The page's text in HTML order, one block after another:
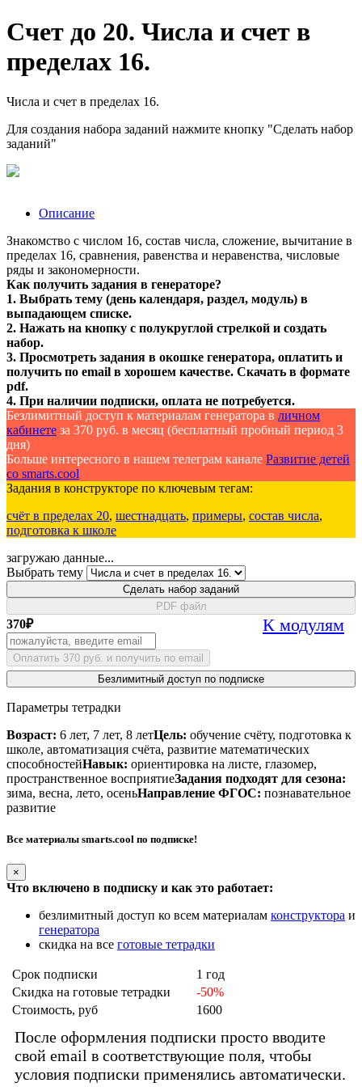
Счет до 20. Числа и счет в
пределах 16.
Числа и счет в пределах 16.
Для создания набора заданий нажмите кнопку "Сделать набор
заданий"
Описание
Знакомство с числом 16, состав числа, сложение, вычитание в
пределах 16, сравнения, равенства и неравенства, числовые
ряды и закономерности.
Как получить задания в генераторе?
1. Выбрать тему (день календаря, раздел, модуль) в
выпадающем списке.
2. Нажать на кнопку с полукруглой стрелкой и создать
набор.
3. Просмотреть задания в окошке генератора, оплатить и
получить по email в хорошем качестве. Скачать в формате
pdf.
4. При наличии подписки, оплата не потребуется.
Безлимитный доступ к материалам генератора в личном
кабинете за 370 руб. в месяц (бесплатный пробный период 3
дня)
Больше интересного в нашем телеграм канале Развитие детей
со smarts.cool
Задания в конструкторе по ключевым тегам:
счёт в пределах 20, шестнадцать, примеры, состав числа,
подготовка к школе
загружаю данные...
Выбрать тему
Сделать набор заданий
PDF файл
370₽ К модулям
Оплатить 370 руб. и получить по email
Безлимитный доступ по подписке
Параметры тетрадки
Возраст: 6 лет, 7 лет, 8 летЦель: обучение счёту, подготовка к
школе, автоматизация счёта, развитие математических
способностейНавык: ориентировка на листе, глазомер,
пространственное восприятиеЗадания подходят для сезона:
зима, весна, лето, осеньНаправление ФГОС: познавательное
развитие
Все материалы smarts.cool по подписке!
×
Что включено в подписку и как это работает:
безлимитный доступ ко всем материалам конструктора и
генератора
скидка на все готовые тетрадки
Срок подписки
1 год
Скидка на готовые тетрадки
-50%
Стоимость, руб
1600
После оформления подписки просто вводите
свой email в соответствующие поля, чтобы
условия подписки применялись автоматически.